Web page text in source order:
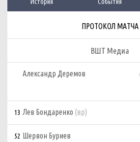
ПРОТОКОЛ МАТЧА
ВШТ Медиа
Александр Деремов
13 Лев Бондаренко (вр)
52 Шервон Буриев